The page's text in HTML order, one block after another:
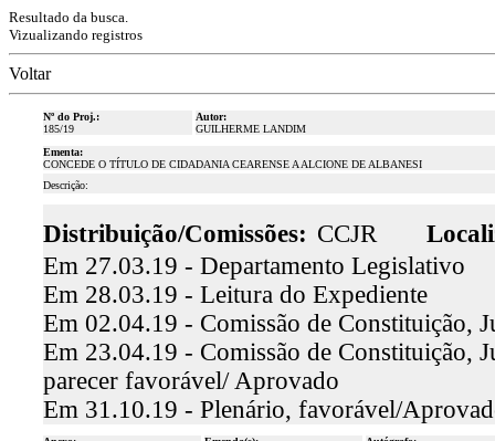
Resultado da busca.
Vizualizando registros
Voltar
Nº do Proj.:
185/19
Autor:
GUILHERME LANDIM
Ementa:
CONCEDE O TÍTULO DE CIDADANIA CEARENSE A ALCIONE DE ALBANESI
Descrição:
Distribuição/Comissões: CCJR
Em 27.03.19 - Departamento Legislativo
Em 28.03.19 - Leitura do Expediente
Em 02.04.19 - Comissão de Constituição,
Em 23.04.19 - Comissão de Constituição,
parecer favorável/ Aprovado
Em 31.10.19 - Plenário, favorável/